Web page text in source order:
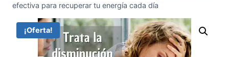
efectiva para recuperar tu energía cada día
¡Oferta!